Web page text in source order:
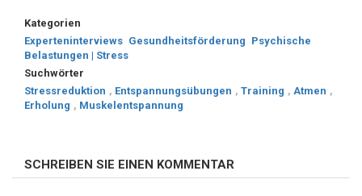
Kategorien
Experteninterviews Gesundheitsförderung Psychische
Belastungen | Stress
Suchwörter
Stressreduktion , Entspannungsübungen , Training , Atmen ,
Erholung , Muskelentspannung
SCHREIBEN SIE EINEN KOMMENTAR